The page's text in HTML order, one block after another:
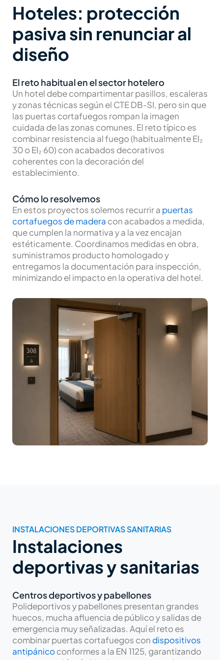
Hoteles: protección
pasiva sin renunciar al
diseño
El reto habitual en el sector hotelero
Un hotel debe compartimentar pasillos, escaleras
y zonas técnicas según el CTE DB-SI, pero sin que
las puertas cortafuegos rompan la imagen
cuidada de las zonas comunes. El reto típico es
combinar resistencia al fuego (habitualmente EI₂
30 o EI₂ 60) con acabados decorativos
coherentes con la decoración del
establecimiento.
Cómo lo resolvemos
En estos proyectos solemos recurrir a puertas
cortafuegos de madera con acabados a medida,
que cumplen la normativa y a la vez encajan
estéticamente. Coordinamos medidas en obra,
suministramos producto homologado y
entregamos la documentación para inspección,
minimizando el impacto en la operativa del hotel.
INSTALACIONES DEPORTIVAS SANITARIAS
Instalaciones
deportivas y sanitarias
Centros deportivos y pabellones
Polideportivos y pabellones presentan grandes
huecos, mucha afluencia de público y salidas de
emergencia muy señalizadas. Aquí el reto es
combinar puertas cortafuegos con dispositivos
antipánicoconformes a la EN 1125, garantizando